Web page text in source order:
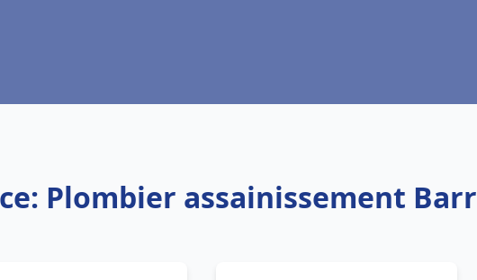
Plombier assainissement Barr